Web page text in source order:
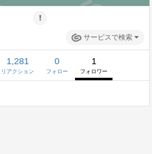
サービスで検索
1,281
リアクション
0
フォロー
1
フォロワー